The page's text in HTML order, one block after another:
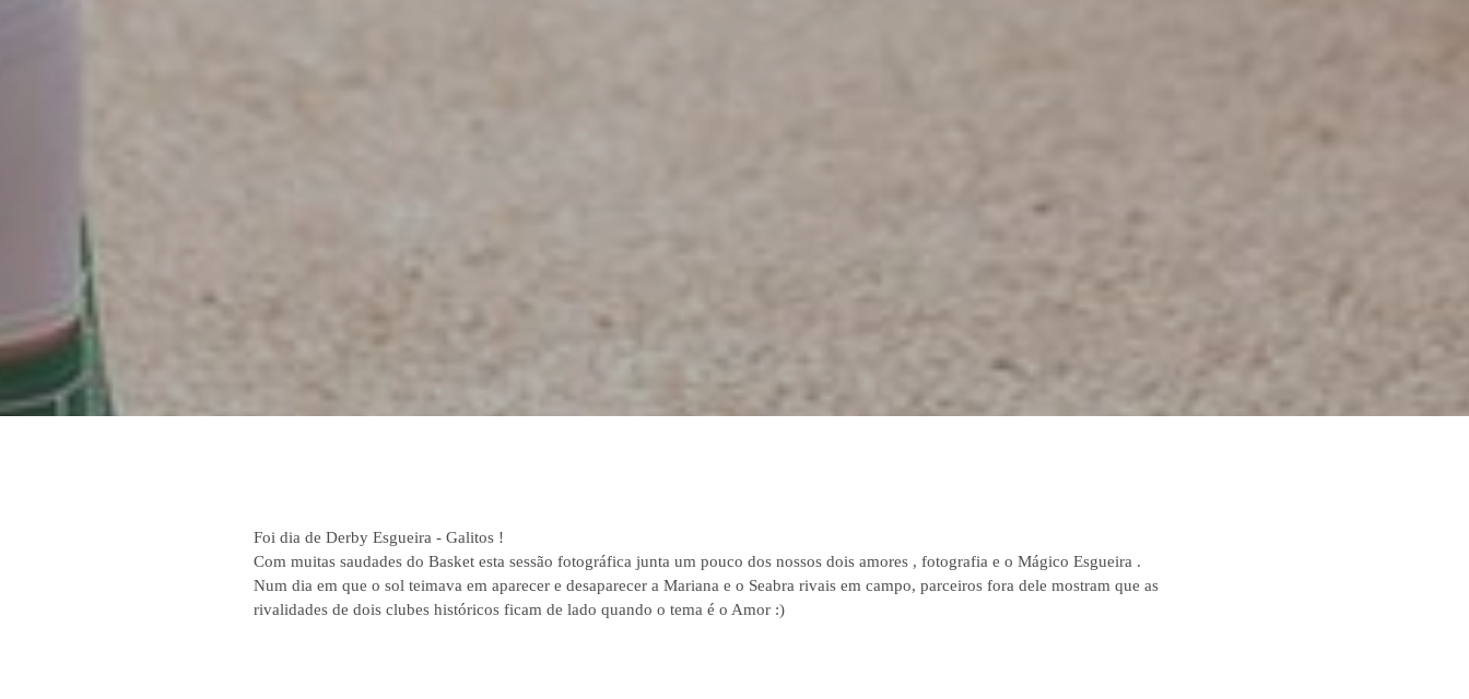
Foi dia de Derby Esgueira - Galitos !
Com muitas saudades do Basket esta sessão fotográfica junta um pouco dos nossos dois amores , fotografia e o Mágico Esgueira .
Num dia em que o sol teimava em aparecer e desaparecer a Mariana e o Seabra rivais em campo, parceiros fora dele mostram que as
rivalidades de dois clubes históricos ficam de lado quando o tema é o Amor :)